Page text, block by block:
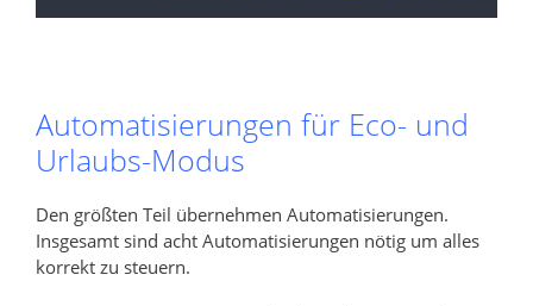
Automatisierungen für Eco- und
Urlaubs-Modus
Den größten Teil übernehmen Automatisierungen.
Insgesamt sind acht Automatisierungen nötig um alles
korrekt zu steuern.